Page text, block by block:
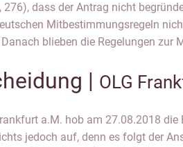
276), dass der Antrag nicht
Mitbestimmungsregeln
Danach blieben die Regelungen zur
| OLG
a.M. hob am 27.08.2018 die
jedoch auf, denn es folgt der
an. Es sollen auch Rechte
wahrgenommen, erkannt oder